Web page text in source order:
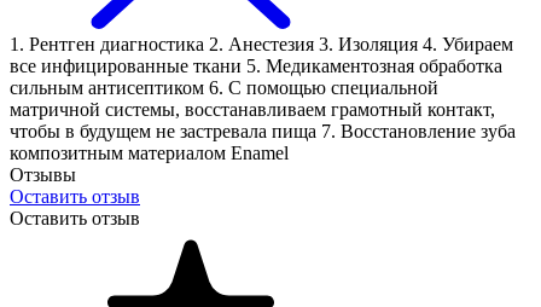
1. Рентген диагностика 2. Анестезия 3. Изоляция 4. Убираем
все инфицированные ткани 5. Медикаментозная обработка
сильным антисептиком 6. С помощью специальной
матричной системы, восстанавливаем грамотный контакт,
чтобы в будущем не застревала пища 7. Восстановление зуба
композитным материалом Enamel
Отзывы
Оставить отзыв
Оставить отзыв